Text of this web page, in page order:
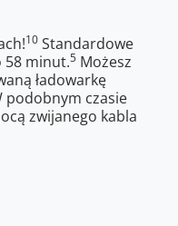
10 Standardowe
58 minut.5 Możesz
ładowarkę
podobnym czasie
zwijanego kabla